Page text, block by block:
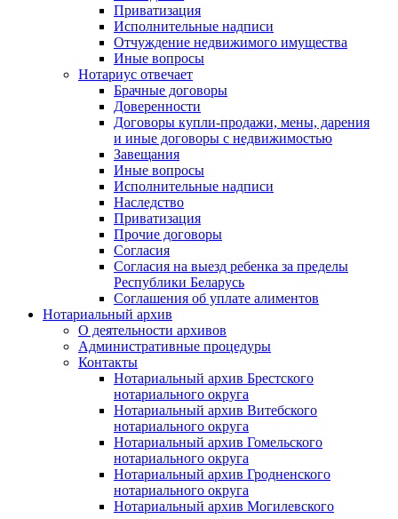
Приватизация
Исполнительные надписи
Отчуждение недвижимого имущества
Иные вопросы
Нотариус отвечает
Брачные договоры
Доверенности
Договоры купли-продажи, мены, дарения
и иные договоры с недвижимостью
Завещания
Иные вопросы
Исполнительные надписи
Наследство
Приватизация
Прочие договоры
Согласия
Согласия на выезд ребенка за пределы
Республики Беларусь
Соглашения об уплате алиментов
Нотариальный архив
О деятельности архивов
Административные процедуры
Контакты
Нотариальный архив Брестского
нотариального округа
Нотариальный архив Витебского
нотариального округа
Нотариальный архив Гомельского
нотариального округа
Нотариальный архив Гродненского
нотариального округа
Нотариальный архив Могилевского